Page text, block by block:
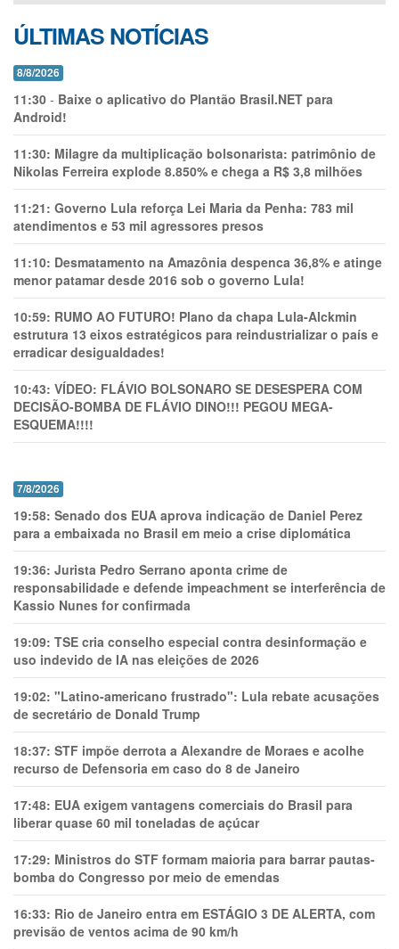
ÚLTIMAS NOTÍCIAS
8/8/2026
11:30 - Baixe o aplicativo do Plantão Brasil.NET para
Android!
11:30: Milagre da multiplicação bolsonarista: patrimônio de
Nikolas Ferreira explode 8.850% e chega a R$ 3,8 milhões
11:21: Governo Lula reforça Lei Maria da Penha: 783 mil
atendimentos e 53 mil agressores presos
11:10: Desmatamento na Amazônia despenca 36,8% e atinge
menor patamar desde 2016 sob o governo Lula!
10:59: RUMO AO FUTURO! Plano da chapa Lula-Alckmin
estrutura 13 eixos estratégicos para reindustrializar o país e
erradicar desigualdades!
10:43: VÍDEO: FLÁVIO BOLSONARO SE DESESPERA COM
DECISÃO-BOMBA DE FLÁVIO DINO!!! PEGOU MEGA-
ESQUEMA!!!!
7/8/2026
19:58: Senado dos EUA aprova indicação de Daniel Perez
para a embaixada no Brasil em meio a crise diplomática
19:36: Jurista Pedro Serrano aponta crime de
responsabilidade e defende impeachment se interferência de
Kassio Nunes for confirmada
19:09: TSE cria conselho especial contra desinformação e
uso indevido de IA nas eleições de 2026
19:02: "Latino-americano frustrado": Lula rebate acusações
de secretário de Donald Trump
18:37: STF impõe derrota a Alexandre de Moraes e acolhe
recurso de Defensoria em caso do 8 de Janeiro
17:48: EUA exigem vantagens comerciais do Brasil para
liberar quase 60 mil toneladas de açúcar
17:29: Ministros do STF formam maioria para barrar pautas-
bomba do Congresso por meio de emendas
16:33: Rio de Janeiro entra em ESTÁGIO 3 DE ALERTA, com
previsão de ventos acima de 90 km/h